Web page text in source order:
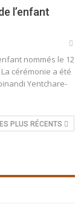
l’enfant
nommés le 12
La cérémonie a été
Yentchare-
PLUS RÉCENTS